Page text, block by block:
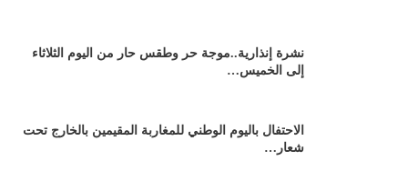
نشرة إنذارية..موجة حر وطقس حار من اليوم الثلاثاء
إلى الخميس…
الاحتفال باليوم الوطني للمغاربة المقيمين بالخارج تحت
شعار…